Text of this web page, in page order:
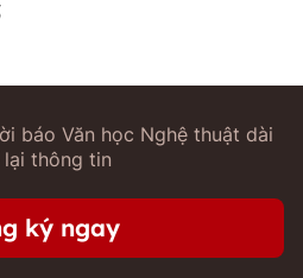
báo Văn học Nghệ thuật dài
lại thông tin
ký ngay